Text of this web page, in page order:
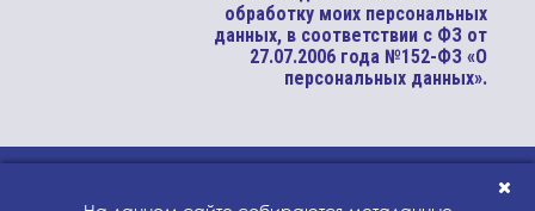
обработку моих персональных
данных, в соответствии с ФЗ от
27.07.2006 года №152-ФЗ «О
персональных данных».